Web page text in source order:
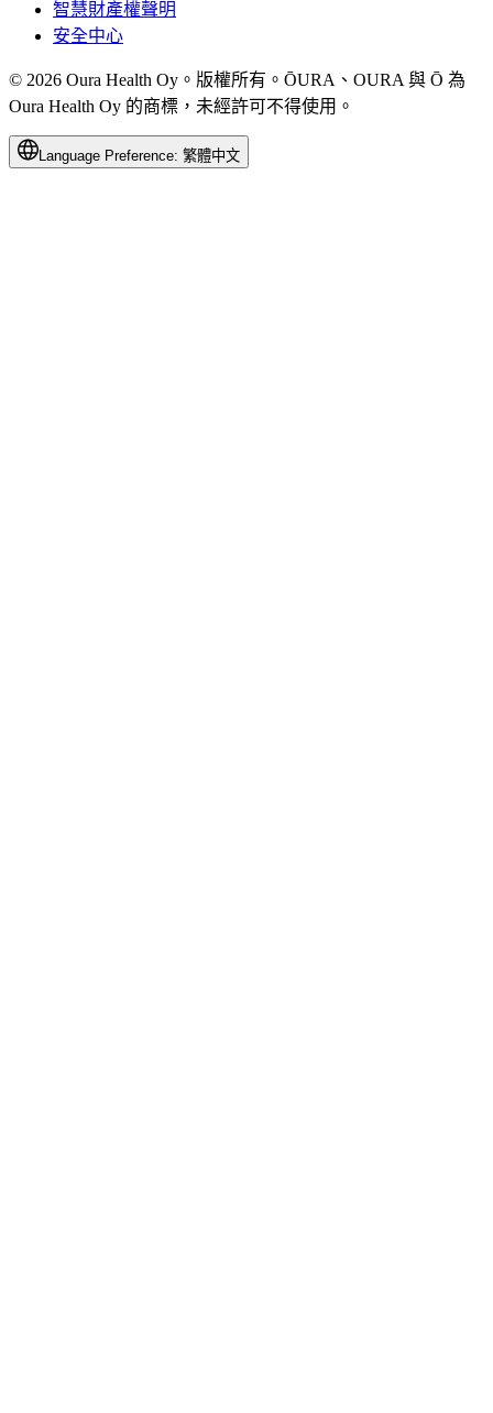
智慧財產權聲明
安全中心
© 2026 Oura Health Oy。版權所有。ŌURA、OURA 與 Ō 為
Oura Health Oy 的商標，未經許可不得使用。
Language Preference: 繁體中文